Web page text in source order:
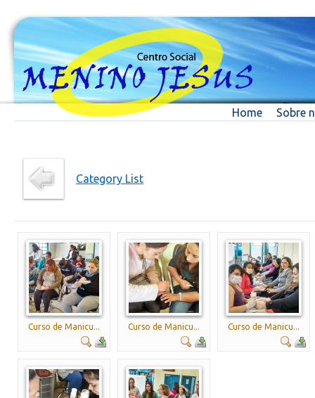
Home Sobre
Category List
Curso de Manicu... Curso de Manicu... Curso de Manicu...